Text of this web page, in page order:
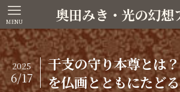
奥田みき・光の幻想
MENU
干支の守り本尊とは
を仏画とともにたどる
2025
6/17